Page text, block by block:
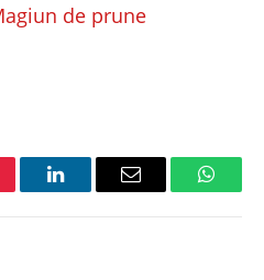
de prune
LinkedInEmail